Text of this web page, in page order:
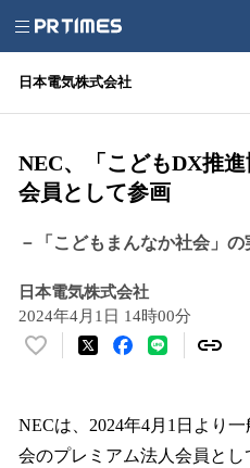
日本電気株式会社
NEC、「こどもDX推
会員として参画
－「こどもまんなか社会」
日本電気株式会社
2024年4月1日 14時00分
い
！
数
NECは、2024年4月1日より
会のプレミアム法人会員と